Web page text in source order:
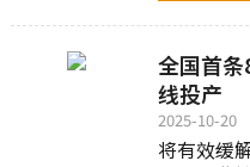
全国首
线投产
2025-10-20
将有效缓